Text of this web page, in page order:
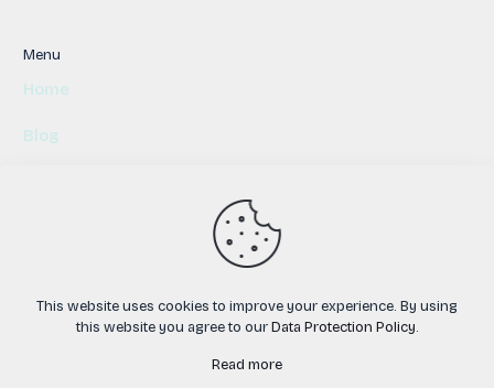
Menu
Home
Blog
© 2026 Preconceito Zero . Todos os direitos reservados.
Desenvolvido por::Realiza Marketing Digital
This website uses cookies to improve your experience. By using
this website you agree to ourData Protection Policy.
Read more